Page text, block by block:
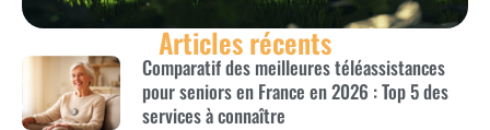
Articles récents
Comparatif des meilleures téléassistances
pour seniors en France en 2026 : Top 5 des
services à connaître